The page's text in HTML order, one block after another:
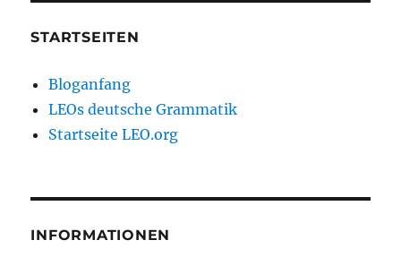
STARTSEITEN
Bloganfang
LEOs deutsche Grammatik
Startseite LEO.org
INFORMATIONEN